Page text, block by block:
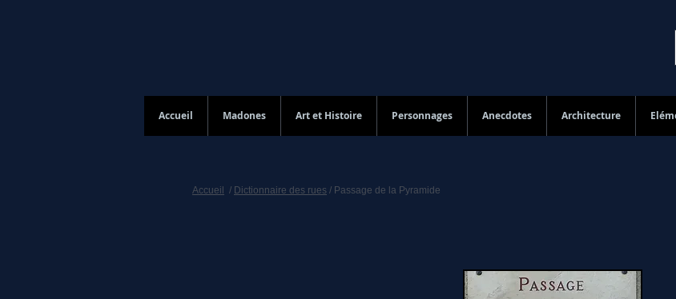
Accueil Madones Art et Histoire Personnages Anecdotes Architecture
Accueil / Dictionnaire des rues / Passage de la Pyramide